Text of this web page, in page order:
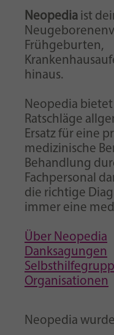
Neopedia ist
Frühgeburten,
hinaus.
Neopedia
Ratschläge
Ersatz für eine
medizinische
Behandlung
Fachpersonal
die richtige
immer eine
Über Neopedia
Danksagungen
Organisationen
Neopedia